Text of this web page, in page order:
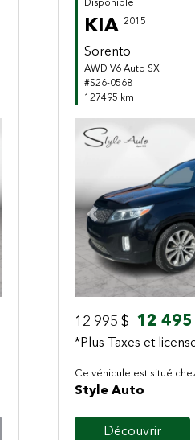
Disponible
KIA 2015
Sorento
AWD V6 Auto SX
#S26-0568
127495 km
Previous
12 995 $ 12 495
*Plus Taxes et
Ce véhicule est situé
Style Auto
Découvrir